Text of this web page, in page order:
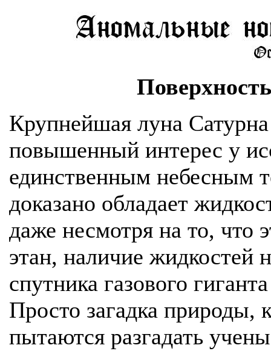
Крупнейшая луна
повышенный интерес у
единственным небесным
доказано обладает
даже несмотря на то, что
этан, наличие жидкостей
спутника газового
Просто загадка природы,
пытаются разгадать